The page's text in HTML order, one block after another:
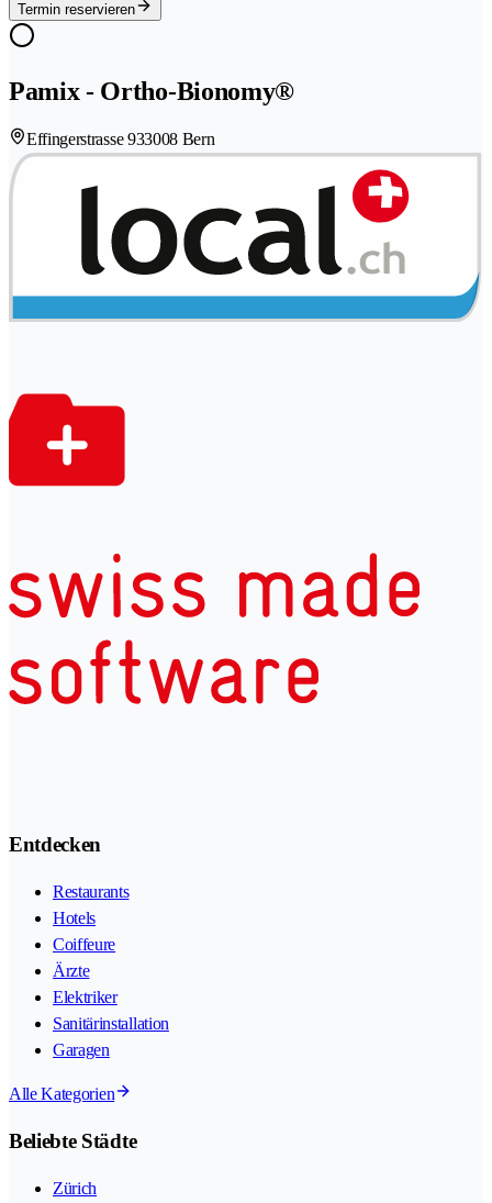
Termin reservieren
Pamix - Ortho-Bionomy®
Effingerstrasse 933008 Bern
Entdecken
Restaurants
Hotels
Coiffeure
Ärzte
Elektriker
Sanitärinstallation
Garagen
Alle Kategorien
Beliebte Städte
Zürich